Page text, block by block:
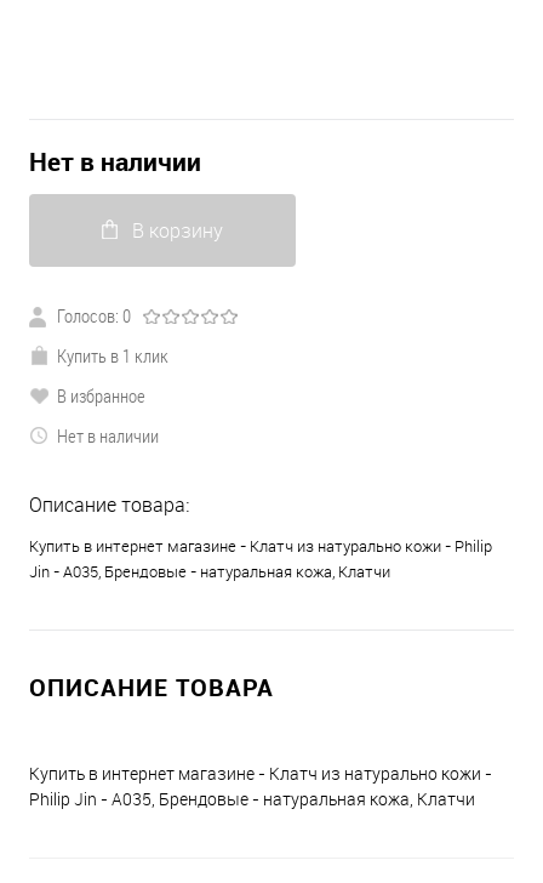
Нет в наличии
В корзину
Голосов: 0
Купить в 1 клик
В избранное
Нет в наличии
Описание товара:
Купить в интернет магазине - Клатч из натурально кожи - Philip
Jin - A035, Брендовые - натуральная кожа, Клатчи
ОПИСАНИЕ ТОВАРА
Купить в интернет магазине - Клатч из натурально кожи -
Philip Jin - A035, Брендовые - натуральная кожа, Клатчи